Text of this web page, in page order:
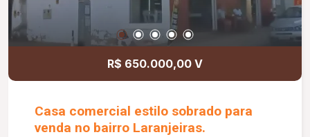
R$ 650.000,00 V
Casa comercial estilo sobrado para
venda no bairro Laranjeiras.